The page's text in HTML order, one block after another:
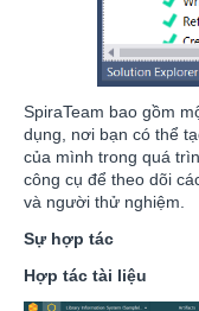
SpiraTeam bao gồm
dụng, nơi bạn có thể
của mình trong quá
công cụ để theo dõi
và người thử nghiệm.
Sự hợp tác
Hợp tác tài liệu